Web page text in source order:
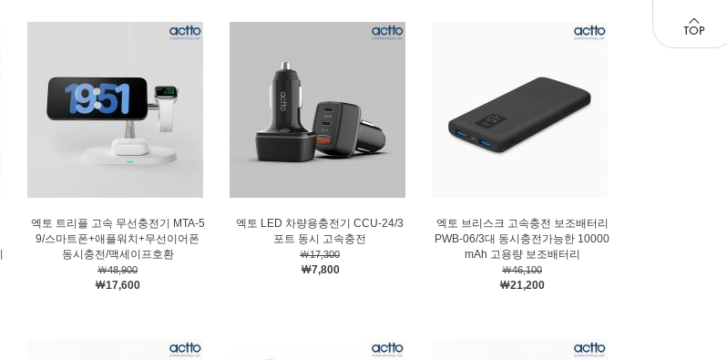
엑토 트리플 고속 무선충전기 MTA-5
9/스마트폰+애플워치+무선이어폰
동시충전/맥세이프호환
￦48,900
￦17,600
엑토 LED 차량용충전기 CCU-24/3
포트 동시 고속충전
￦17,300
￦7,800
엑토 브리스크 고속충전 보조배터리
PWB-06/3대 동시충전가능한 10000
mAh 고용량 보조배터리
￦46,100
￦21,200